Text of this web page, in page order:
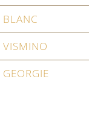
BLANC
VISMINO
GEORGIE